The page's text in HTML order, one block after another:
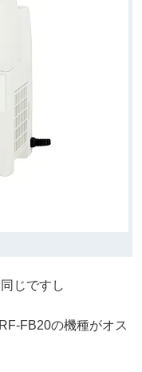
じですし
FB20の機種がオス